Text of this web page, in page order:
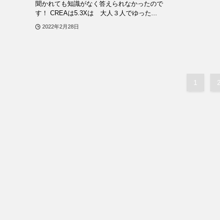
聞かれても知識がなく答えられなかったので
す！ CREAは5.3Xは 大人３人でゆった...
2022年2月28日
1 2